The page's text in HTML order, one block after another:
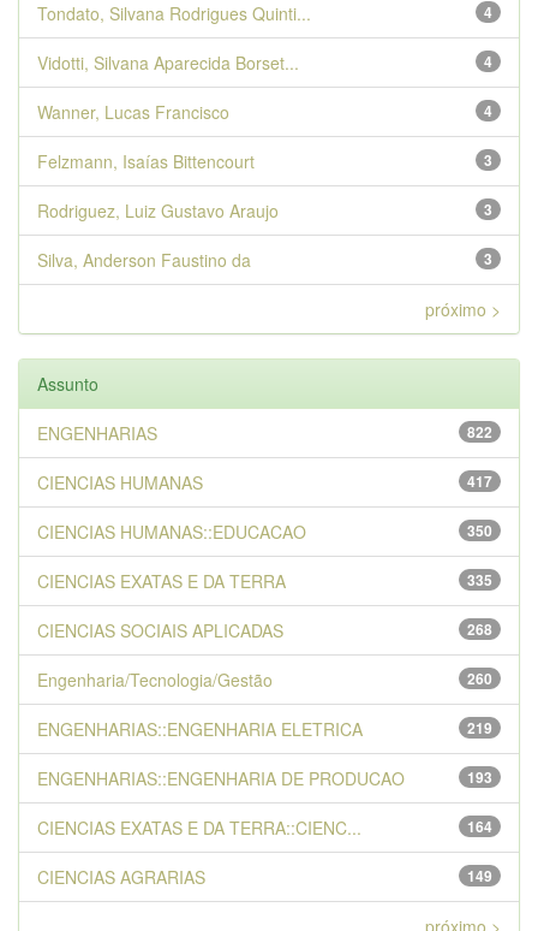
4
Tondato, Silvana Rodrigues Quinti...
4
Vidotti, Silvana Aparecida Borset...
4
Wanner, Lucas Francisco
3
Felzmann, Isaías Bittencourt
3
Rodriguez, Luiz Gustavo Araujo
3
Silva, Anderson Faustino da
próximo >
Assunto
822
ENGENHARIAS
417
CIENCIAS HUMANAS
350
CIENCIAS HUMANAS::EDUCACAO
335
CIENCIAS EXATAS E DA TERRA
268
CIENCIAS SOCIAIS APLICADAS
260
Engenharia/Tecnologia/Gestão
219
ENGENHARIAS::ENGENHARIA ELETRICA
193
ENGENHARIAS::ENGENHARIA DE PRODUCAO
164
CIENCIAS EXATAS E DA TERRA::CIENC...
149
CIENCIAS AGRARIAS
próximo >